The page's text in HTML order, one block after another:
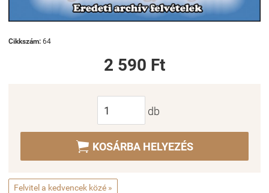
Cikkszám: 64
2 590 Ft
db
 KOSÁRBA HELYEZÉS
Felvitel a kedvencek közé »